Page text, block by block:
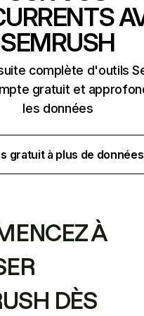
SEMRUSH
complète d'outils
gratuit et
les données
gratuit à plus de données
À
DÈS